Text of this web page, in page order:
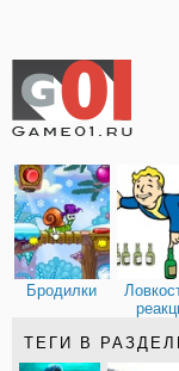
Бродилки
ТЕГИ В